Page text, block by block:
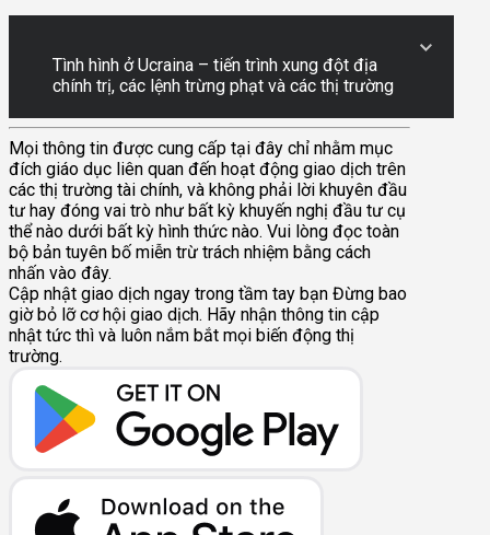
Tình hình ở Ucraina – tiến trình xung đột địa
chính trị, các lệnh trừng phạt và các thị trường
Mọi thông tin được cung cấp tại đây chỉ nhằm mục
đích giáo dục liên quan đến hoạt động giao dịch trên
các thị trường tài chính, và không phải lời khuyên đầu
tư hay đóng vai trò như bất kỳ khuyến nghị đầu tư cụ
thể nào dưới bất kỳ hình thức nào. Vui lòng đọc toàn
bộ bản tuyên bố miễn trừ trách nhiệm bằng cách
nhấn vào đây.
Cập nhật giao dịch ngay trong tầm tay bạn Đừng bao
giờ bỏ lỡ cơ hội giao dịch. Hãy nhận thông tin cập
nhật tức thì và luôn nắm bắt mọi biến động thị
trường.